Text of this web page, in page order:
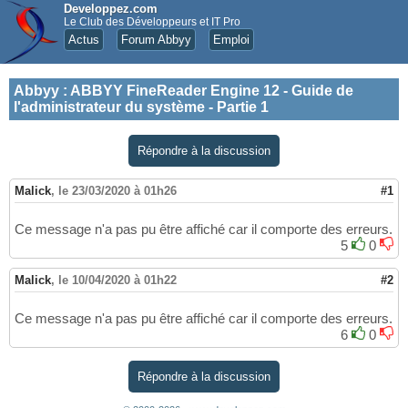
Developpez.com
Le Club des Développeurs et IT Pro
Actus Forum Abbyy Emploi
Abbyy : ABBYY FineReader Engine 12 - Guide de
l'administrateur du système - Partie 1
Répondre à la discussion
Malick, le 23/03/2020 à 01h26 #1
Ce message n'a pas pu être affiché car il comporte des erreurs.
5
0
Malick, le 10/04/2020 à 01h22 #2
Ce message n'a pas pu être affiché car il comporte des erreurs.
6
0
Répondre à la discussion